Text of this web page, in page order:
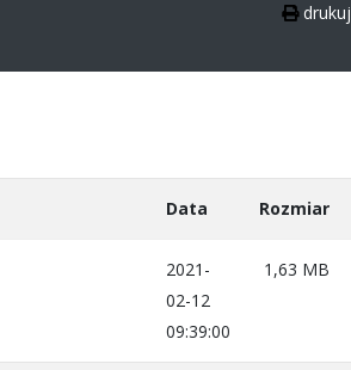
drukuj
Data Rozmiar
2021-
02-12
09:39:00
1,63 MB